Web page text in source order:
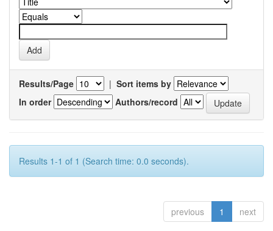
Results/Page | Sort items by
In order
Authors/record
Results 1-1 of 1 (Search time: 0.0 seconds).
previous 1 next